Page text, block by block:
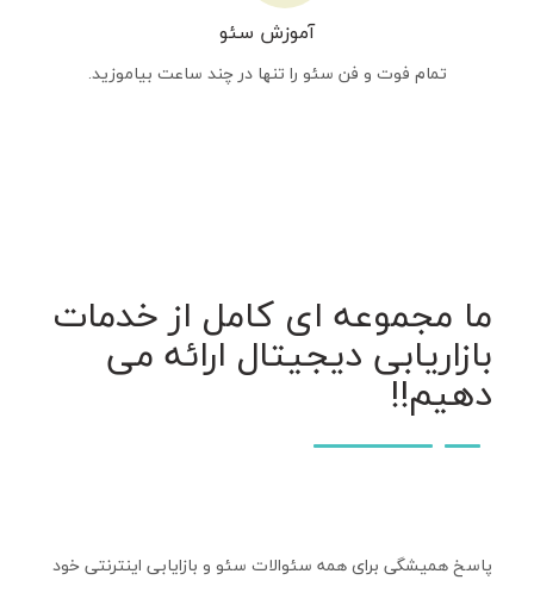
آموزش سئو
تمام فوت و فن سئو را تنها در چند ساعت بیاموزید.
ما مجموعه ای کامل از خدمات
بازاریابی دیجیتال ارائه می
دهیم!!
پاسخ همیشگی برای همه سئوالات سئو و بازایابی اینترنتی خود